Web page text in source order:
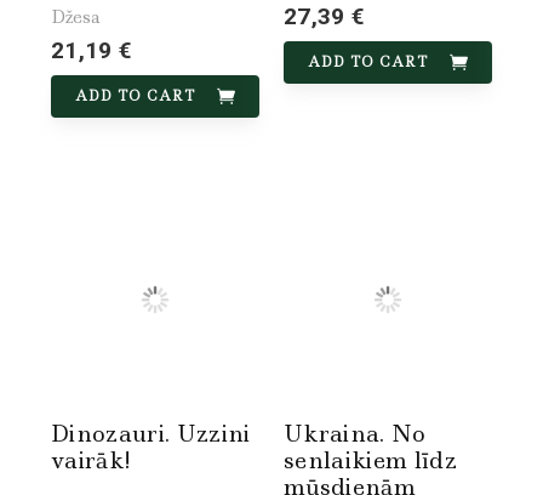
Džesa
21,19 €
ADD TO CART
27,39 €
ADD TO CART
Dinozauri. Uzzini
vairāk!
Ukraina. No
senlaikiem līdz
mūsdienām